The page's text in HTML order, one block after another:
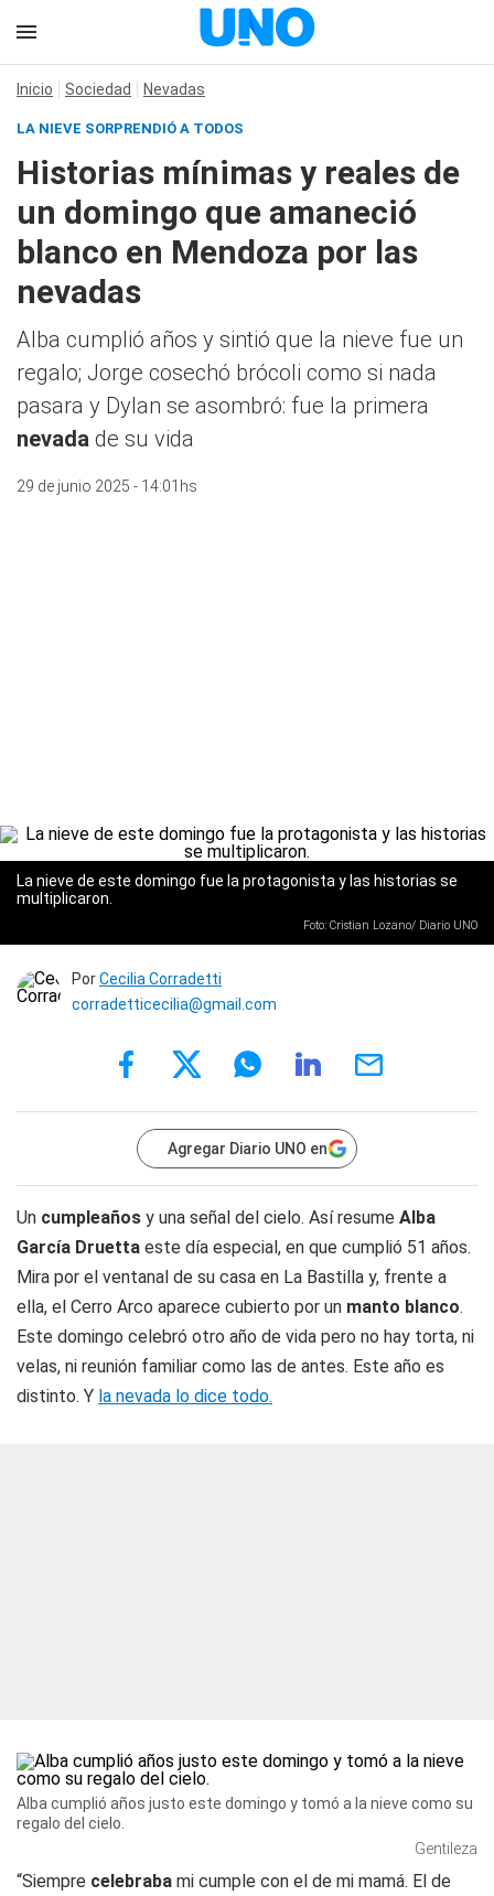
Inicio Sociedad Nevadas
LA NIEVE SORPRENDIÓ A TODOS
Historias mínimas y reales de
un domingo que amaneció
blanco en Mendoza por las
nevadas
Alba cumplió años y sintió que la nieve fue un
regalo; Jorge cosechó brócoli como si nada
pasara y Dylan se asombró: fue la primera
nevada de su vida
29 de junio 2025 - 14:01hs
La nieve de este domingo fue la protagonista y las historias se
multiplicaron.
Foto: Cristian Lozano/ Diario UNO
PorCecilia Corradetti
corradetticecilia@gmail.com
Agregar Diario UNO en
Un cumpleaños y una señal del cielo. Así resume Alba
García Druetta este día especial, en que cumplió 51 años.
Mira por el ventanal de su casa en La Bastilla y, frente a
ella, el Cerro Arco aparece cubierto por un manto blanco.
Este domingo celebró otro año de vida pero no hay torta, ni
velas, ni reunión familiar como las de antes. Este año es
distinto. Y la nevada lo dice todo.
Alba cumplió años justo este domingo y tomó a la nieve como su
regalo del cielo.
Gentileza
“Siempre celebraba mi cumple con el de mi mamá. El de